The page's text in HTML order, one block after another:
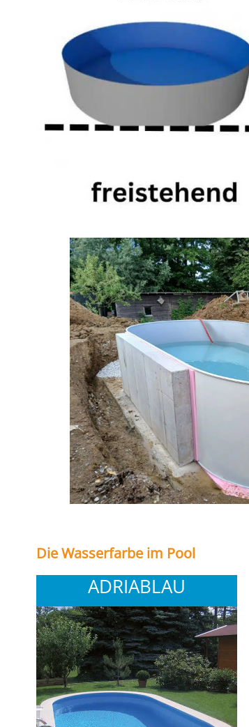
Die Wasserfarbe im Pool
ADRIABLAU